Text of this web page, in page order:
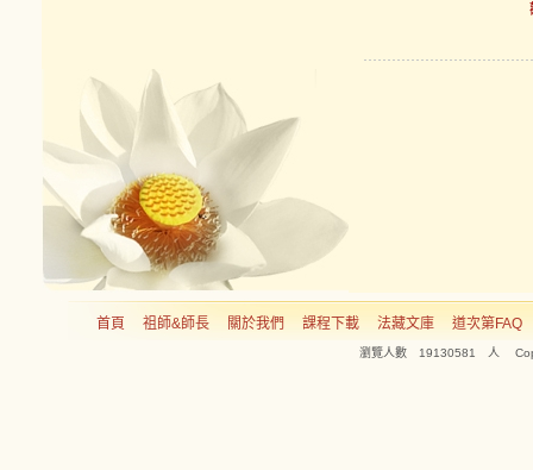
首頁 祖師&師長 關於我們 課程下載 法藏文庫 道次第FAQ
瀏覽人數 19130581 人